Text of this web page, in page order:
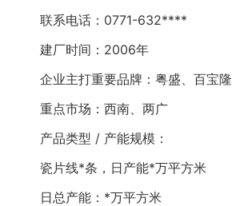
联系电话：0771-632****
建厂时间：2006年
企业主打重要品牌：粤盛、百宝隆
重点市场：西南、两广
产品类型 / 产能规模：
瓷片线*条，日产能*万平方米
日总产能：*万平方米